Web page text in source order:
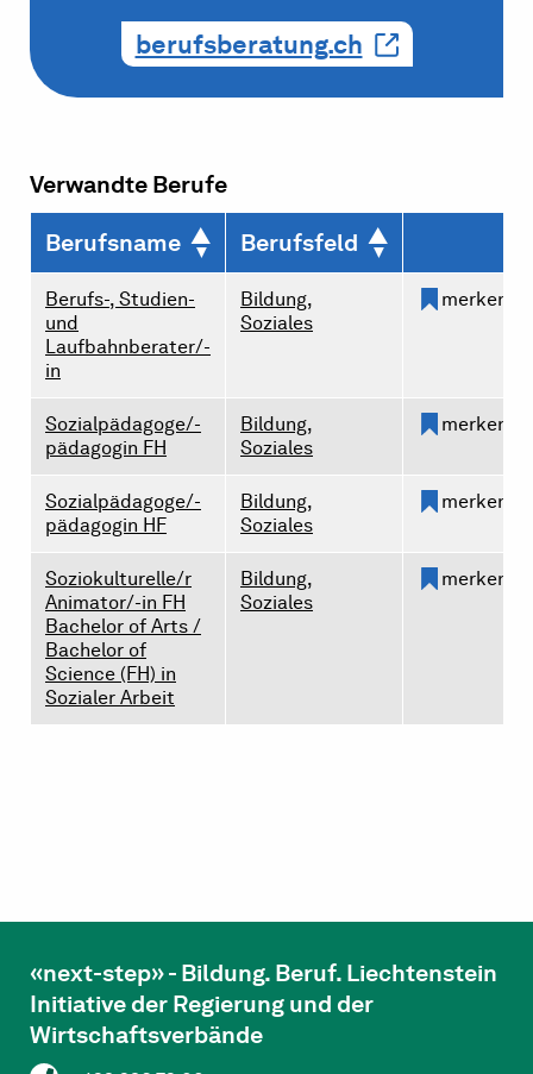
berufsberatung.ch
Verwandte Berufe
Berufsname Berufsfeld
Berufs-, Studien-
und
Laufbahnberater/-
in
Bildung,
Soziales
merken
Sozialpädagoge/-
pädagogin FH
Bildung,
Soziales
merken
Sozialpädagoge/-
pädagogin HF
Bildung,
Soziales
merken
Soziokulturelle/r
Animator/-in FH
Bachelor of Arts /
Bachelor of
Science (FH) in
Sozialer Arbeit
Bildung,
Soziales
merken
«next-step» - Bildung. Beruf. Liechtenstein
Initiative der Regierung und der
Wirtschaftsverbände